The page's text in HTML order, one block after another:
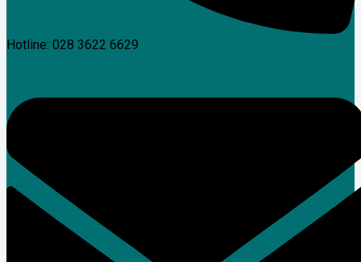
Hotline: 028 3622 6629